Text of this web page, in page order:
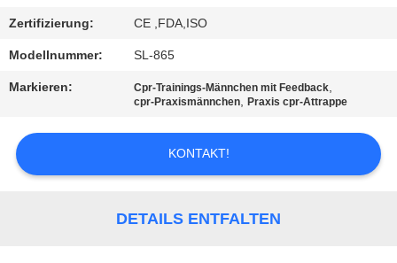
SITEMAP
DATENSCHUTZRICHTLINIE
Zertifizierung: CE ,FDA,ISO
Modellnummer: SL-865
Markieren: Cpr-Trainings-Männchen mit Feedback,
cpr-Praxismännchen,Praxis cpr-Attrappe
KONTAKT!
DETAILS ENTFALTEN